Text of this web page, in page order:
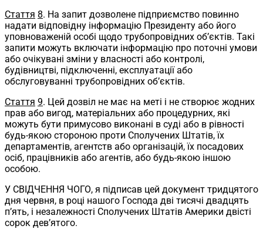
Стаття 8. На запит дозволене підприємство повинно
надати відповідну інформацію Президенту або його
уповноваженій особі щодо трубопровідних об’єктів. Такі
запити можуть включати інформацію про поточні умови
або очікувані зміни у власності або контролі,
будівництві, підключенні, експлуатації або
обслуговуванні трубопровідних об’єктів.
Стаття 9. Цей дозвіл не має на меті і не створює жодних
прав або вигод, матеріальних або процедурних, які
можуть бути примусово виконані в суді або в рівності
будь-якою стороною проти Сполучених Штатів, їх
департаментів, агентств або організацій, їх посадових
осіб, працівників або агентів, або будь-якою іншою
особою.
У СВІДЧЕННЯ ЧОГО, я підписав цей документ тридцятого
дня червня, в році нашого Господа дві тисячі двадцять
п’ять, і незалежності Сполучених Штатів Америки двісті
сорок дев’ятого.